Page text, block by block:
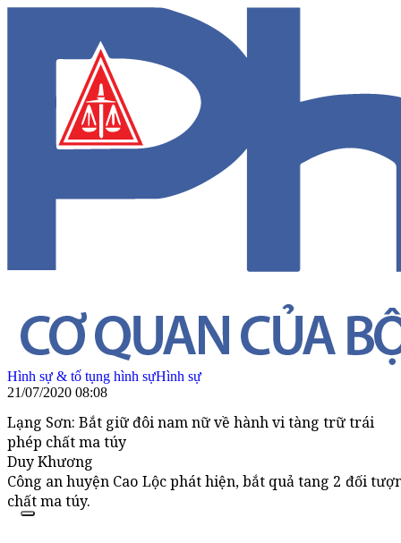
Hình sự & tố tụng hình sựHình sự
21/07/2020 08:08
Lạng Sơn: Bắt giữ đôi nam nữ về hành vi tàng trữ trái
phép chất ma túy
Duy Khương
Công an huyện Cao Lộc phát hiện, bắt quả tang 2 đối
chất ma túy.